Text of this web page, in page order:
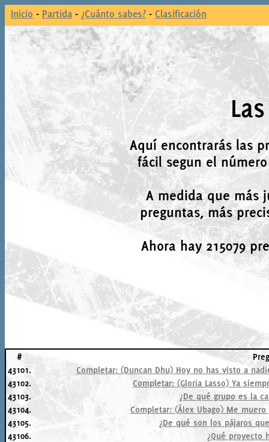
Inicio - Partida - ¿Cuánto sabes? - Clasificación
Aquí encontrarás las
fácil segun el
A medida que más
preguntas, más
Ahora hay 215079
#
43101.
Completar: (Duncan Dhu) Hoy no has visto a
43102.
Completar: (Gloria Lasso) Ya
43103.
¿De qué grupo es la
43104.
Completar: (Álex Ubago) Me
43105.
¿De qué son los pájaros
43106.
¿Qué proyecto